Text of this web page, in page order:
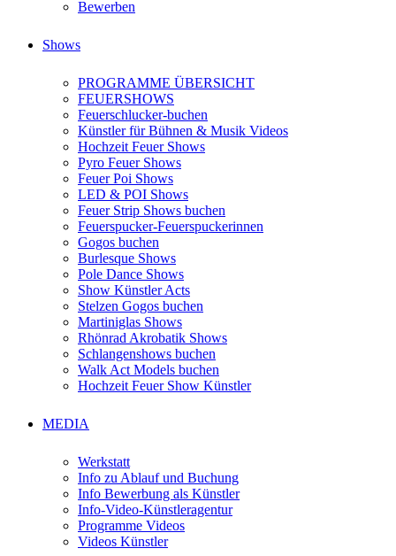
Bewerben
Shows
PROGRAMME ÜBERSICHT
FEUERSHOWS
Feuerschlucker-buchen
Künstler für Bühnen & Musik Videos
Hochzeit Feuer Shows
Pyro Feuer Shows
Feuer Poi Shows
LED & POI Shows
Feuer Strip Shows buchen
Feuerspucker-Feuerspuckerinnen
Gogos buchen
Burlesque Shows
Pole Dance Shows
Show Künstler Acts
Stelzen Gogos buchen
Martiniglas Shows
Rhönrad Akrobatik Shows
Schlangenshows buchen
Walk Act Models buchen
Hochzeit Feuer Show Künstler
MEDIA
Werkstatt
Info zu Ablauf und Buchung
Info Bewerbung als Künstler
Info-Video-Künstleragentur
Programme Videos
Videos Künstler